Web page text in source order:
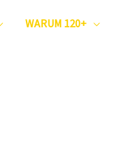
WARUM 120+